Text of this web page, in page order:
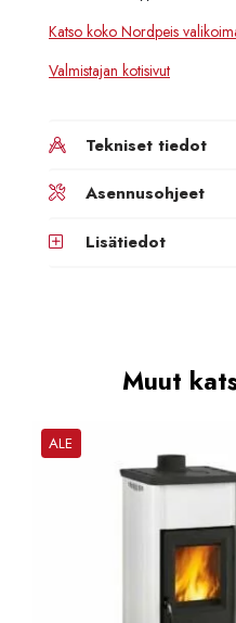
Katso koko Nordpeis
Valmistajan kotisivut
Tekniset tiedot
Asennusohjeet
Lisätiedot
Muut
ALE